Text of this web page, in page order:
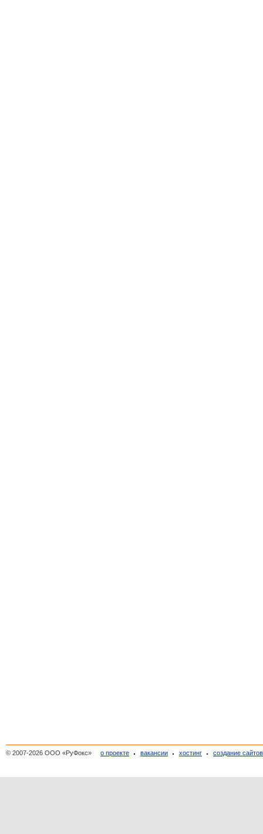
© 2007-2026 ООО «РуФокс» о проекте вакансии хостинг создание сайтов